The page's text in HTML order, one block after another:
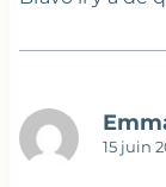
15 juin